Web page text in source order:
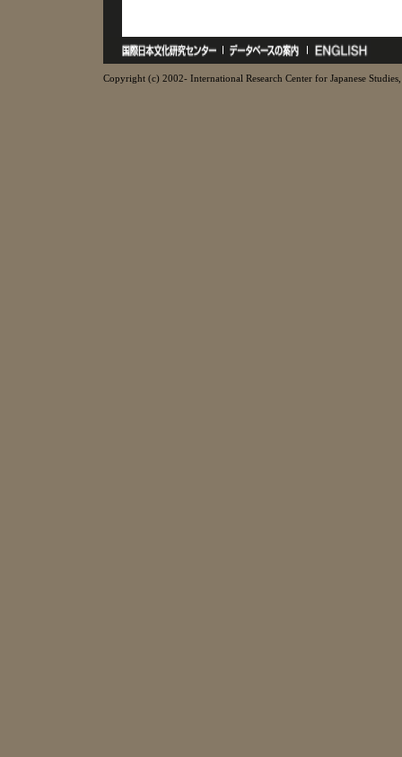
Copyright (c) 2002- International Research Center for Japanese